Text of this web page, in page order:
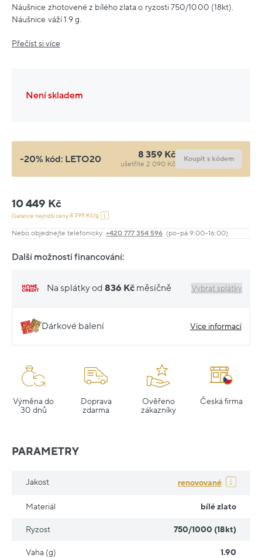
Náušnice zhotovené z bílého zlata o ryzosti 750/1000 (18kt).
Náušnice váží 1.9 g.
Přečíst si více
Není skladem
-20% kód: LETO20 8 359 Kč
ušetříte 2 090 Kč
Koupit s kódem
10 449 Kč
Garance nejnižší ceny:4 399 Kč/g
Nebo objednejte telefonicky: +420 777 354 596 (po–pá 9:00–16:00)
Další možnosti financování:
Na splátky od 836 Kč měsíčně Vybrat splátky
Dárkové balení Více informací
Výměna do
30 dnů
Doprava
zdarma
Ověřeno
zákazníky
Česká firma
PARAMETRY
Jakost renovované
Materiál bílé zlato
Ryzost 750/1000 (18kt)
Vaha (g) 1.90